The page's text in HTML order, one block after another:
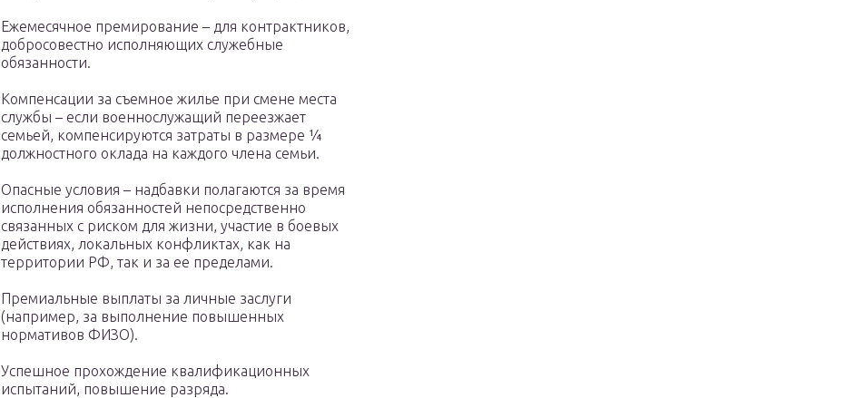
Ежемесячное премирование – для контрактников,
добросовестно исполняющих служебные
обязанности.
Компенсации за съемное жилье при смене места
службы – если военнослужащий переезжает
семьей, компенсируются затраты в размере ¼
должностного оклада на каждого члена семьи.
Опасные условия – надбавки полагаются за время
исполнения обязанностей непосредственно
связанных с риском для жизни, участие в боевых
действиях, локальных конфликтах, как на
территории РФ, так и за ее пределами.
Премиальные выплаты за личные заслуги
(например, за выполнение повышенных
нормативов ФИЗО).
Успешное прохождение квалификационных
испытаний, повышение разряда.